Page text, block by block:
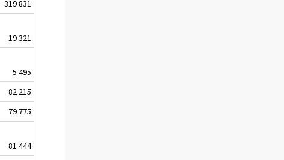
319 831
19 321
5 495
82 215
79 775
81 444